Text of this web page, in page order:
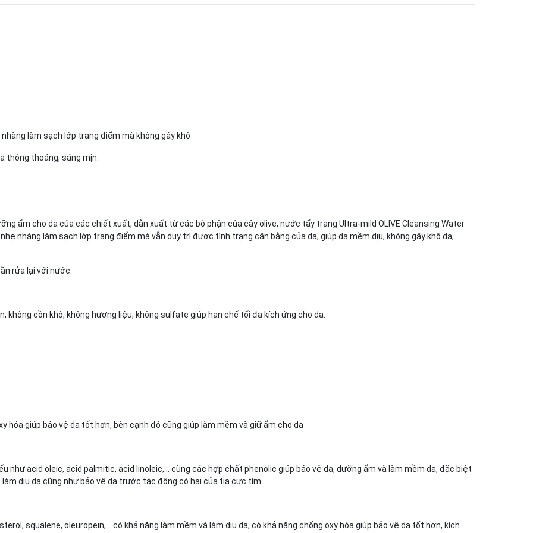
làm sạch lớp trang điểm mà không gây khô
thông thoáng, sáng mịn.
ẩm cho da của các chiết xuất, dẫn xuất từ các bộ phận của cây olive, nước tẩy trang Ultra-mild OLIVE Cleansing Water
nhàng làm sạch lớp trang điểm mà vẫn duy trì được tình trạng cân bằng của da, giúp da mềm dịu, không gây khô da,
rửa lại với nước.
không cồn khô, không hương liệu, không sulfate giúp hạn chế tối đa kích ứng cho da.
hóa giúp bảo vệ da tốt hơn, bên cạnh đó cũng giúp làm mềm và giữ ẩm cho da
như acid oleic, acid palmitic, acid linoleic,... cùng các hợp chất phenolic giúp bảo vệ da, dưỡng ẩm và làm mềm da, đặc biệt
dịu da cũng như bảo vệ da trước tác động có hại của tia cực tím.
squalene, oleuropein,... có khả năng làm mềm và làm dịu da, có khả năng chống oxy hóa giúp bảo vệ da tốt hơn, kích